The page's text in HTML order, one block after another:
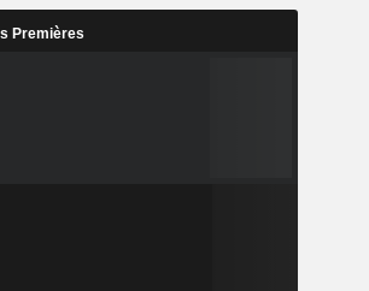
Premières